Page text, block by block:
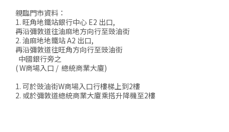
親臨門市資料：
1. 旺角地鐵站銀行中心 E2 出口,
再沿彌敦道往油麻地方向行至豉油街
2. 油麻地地鐵站 A2 出口,
再沿彌敦道往旺角方向行至豉油街
中國銀行旁之
( W商場入口 / 總統商業大廈)
1. 可於豉油街W商場入口行樓梯上到2樓
2. 或於彌敦道總統商業大廈乘搭升降機至2樓